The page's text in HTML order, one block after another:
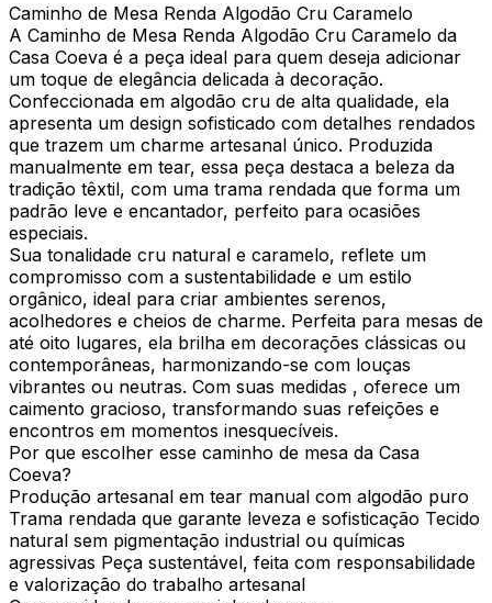
Caminho de Mesa Renda Algodão Cru Caramelo
A Caminho de Mesa Renda Algodão Cru Caramelo da
Casa Coeva é a peça ideal para quem deseja adicionar
um toque de elegância delicada à decoração.
Confeccionada em algodão cru de alta qualidade, ela
apresenta um design sofisticado com detalhes rendados
que trazem um charme artesanal único. Produzida
manualmente em tear, essa peça destaca a beleza da
tradição têxtil, com uma trama rendada que forma um
padrão leve e encantador, perfeito para ocasiões
especiais.
Sua tonalidade cru natural e caramelo, reflete um
compromisso com a sustentabilidade e um estilo
orgânico, ideal para criar ambientes serenos,
acolhedores e cheios de charme. Perfeita para mesas de
até oito lugares, ela brilha em decorações clássicas ou
contemporâneas, harmonizando-se com louças
vibrantes ou neutras. Com suas medidas , oferece um
caimento gracioso, transformando suas refeições e
encontros em momentos inesquecíveis.
Por que escolher esse caminho de mesa da Casa
Coeva?
Produção artesanal em tear manual com algodão puro
Trama rendada que garante leveza e sofisticação Tecido
natural sem pigmentação industrial ou químicas
agressivas Peça sustentável, feita com responsabilidade
e valorização do trabalho artesanal